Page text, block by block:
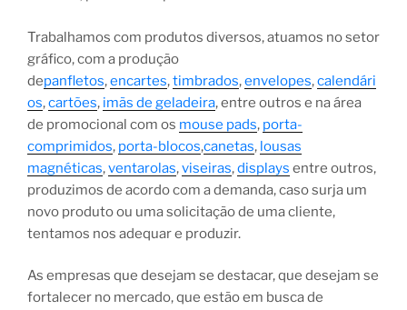
Trabalhamos com produtos diversos, atuamos no setor
gráfico, com a produção
depanfletos,encartes,timbrados,envelopes,calendári
os,cartões, imãs de geladeira, entre outros e na área
de promocional com os mouse pads, porta-
comprimidos, porta-blocos,canetas, lousas
magnéticas,ventarolas,viseiras,displays entre outros,
produzimos de acordo com a demanda, caso surja um
novo produto ou uma solicitação de uma cliente,
tentamos nos adequar e produzir.
As empresas que desejam se destacar, que desejam se
fortalecer no mercado, que estão em busca de